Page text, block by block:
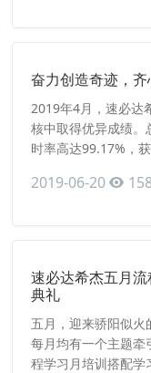
精彩分享会。傅军
奋力创造奇迹，
2019年4月，速必达
核中取得优异成绩。
时率高达99.17%，
多大的关注量就有多
要保证24小时待机
2019-06-20
速必达希杰五月
典礼
五月，迎来骄阳似
每月均有一个主题
程学习月培训搭配